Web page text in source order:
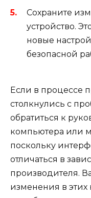
Сохраните
устройство.
новые
безопасной
Если в процессе
столкнулись с
обратиться к
компьютера или
поскольку
отличаться в
производителя.
изменения в этих